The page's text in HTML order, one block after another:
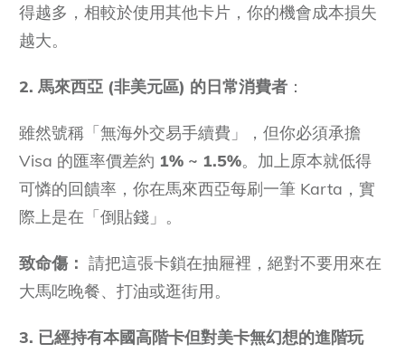
得越多，相較於使用其他卡片，你的機會成本損失
越大。
2. 馬來西亞 (非美元區) 的日常消費者 ：
雖然號稱「無海外交易手續費」，但你必須承擔
Visa 的匯率價差約 1% ~ 1.5%。加上原本就低得
可憐的回饋率，你在馬來西亞每刷一筆 Karta，實
際上是在「倒貼錢」。
致命傷： 請把這張卡鎖在抽屜裡，絕對不要用來在
大馬吃晚餐、打油或逛街用。
3. 已經持有本國高階卡但對美卡無幻想的進階玩